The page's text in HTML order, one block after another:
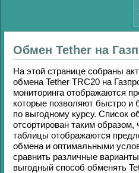
Обмен Tether на
На этой странице собраны
обмена Tether TRC20 на
мониторинга отображаются
которые позволяют быстро и
по выгодному курсу. Список
отсортирован таким образом,
таблицы отображаются
обмена и оптимальными
сравнить различные
выгодный способ обменять